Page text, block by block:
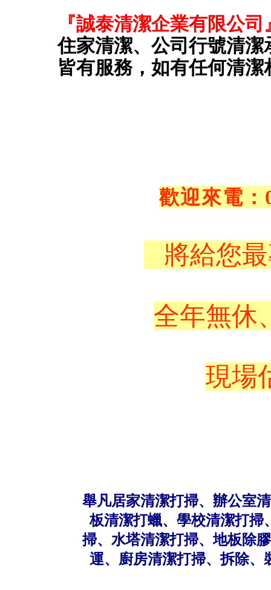
『誠泰清潔企業有限公司
住家清潔、公司行號清
皆有服務，如有任何清潔
歡迎來電
將給您
全年無休
現場
舉凡居家清潔打掃、辦公室
板清潔打蠟、學校清潔打掃
掃、水塔清潔打掃、地板除
運、廚房清潔打掃、拆除、